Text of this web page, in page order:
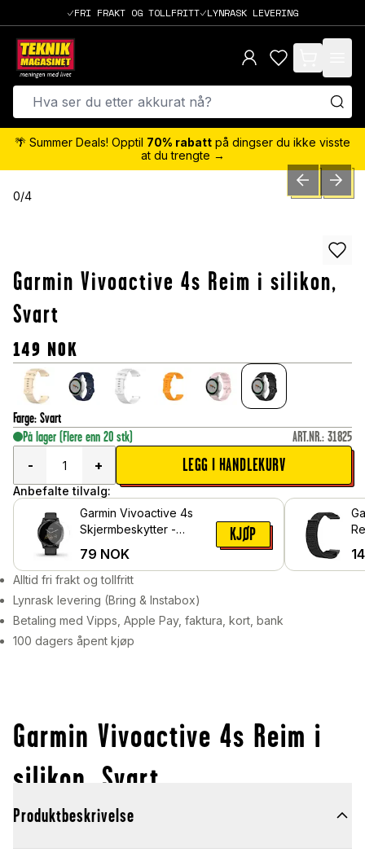
FRI FRAKT OG TOLLFRITT LYNRASK LEVERING
items in cart,
🌴 Summer Deals! Opptil 70% rabatt på dingser du ikke visste
at du trengte →
0/4 PREVIOUSNEXT
Garmin Vivoactive 4s Reim i silikon,
Svart
149 NOK
Farge: Svart
På lager (Flere enn 20 stk) ART.NR.: 31825
-
+ LEGG I HANDLEKURV
Anbefalte tilvalg:
Garmin Vivoactive 4s
Skjermbeskytter -
79 NOK
KJØP
Alltid fri frakt og tollfritt
Lynrask levering (Bring & Instabox)
Betaling med Vipps, Apple Pay, faktura, kort, bank
100 dagers åpent kjøp
Garmin Vivoactive 4s Reim i
silikon, Svart
Produktbeskrivelse